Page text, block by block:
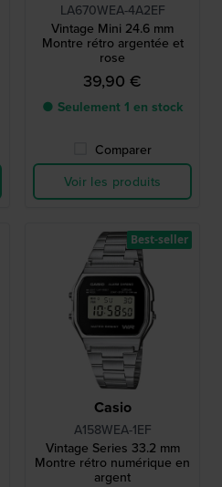
LA670WEA-4A2EF
Vintage Mini 24.6 mm
Montre rétro argentée et
rose
39,90 €
● Seulement 1 en stock
Comparer
Voir les produits
Casio
A158WEA-1EF
Vintage Series 33.2 mm
Montre rétro numérique en
argent
Best-seller